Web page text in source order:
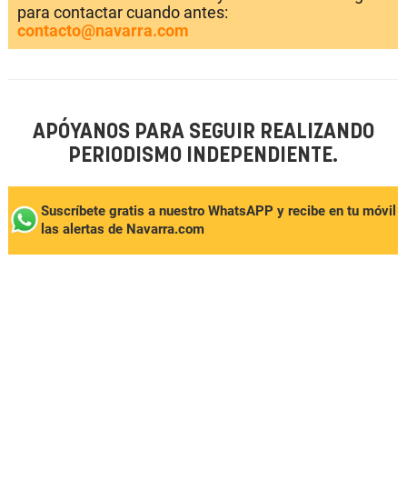
para contactar cuando antes:
contacto@navarra.com
APÓYANOS PARA SEGUIR REALIZANDO
PERIODISMO INDEPENDIENTE.
Suscríbete gratis a nuestro WhatsAPP y recibe en tu móvil
las alertas de Navarra.com